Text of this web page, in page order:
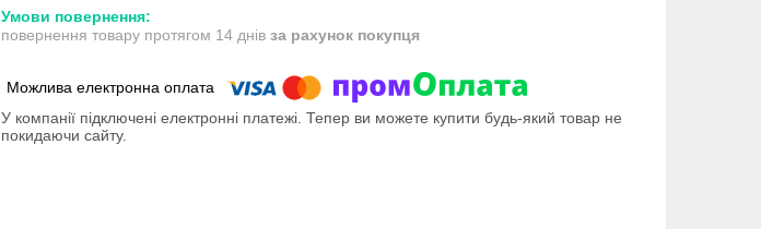
повернення товару протягом 14 днів за рахунок покупця
У компанії підключені електронні платежі. Тепер ви можете купити будь-який товар не
покидаючи сайту.